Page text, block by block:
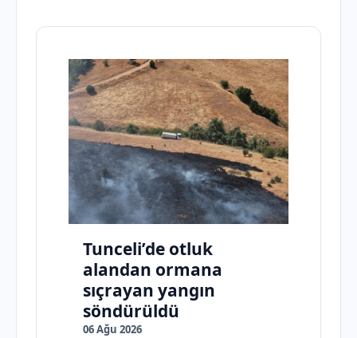
Tunceli’de otluk
alandan ormana
sıçrayan yangın
söndürüldü
06 Ağu 2026